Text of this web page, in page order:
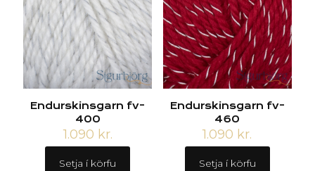
Endurskinsgarn fv-
400
1.090 kr.
Setja í körfu
Endurskinsgarn fv-
460
1.090 kr.
Setja í körfu